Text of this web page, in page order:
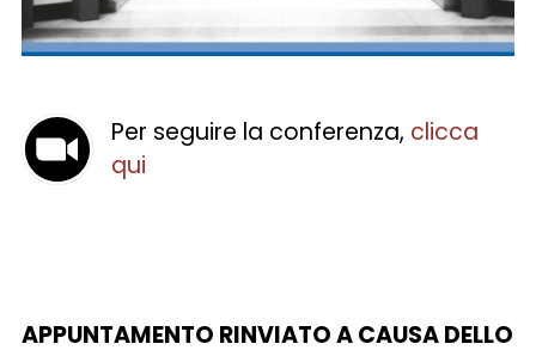
Per seguire la conferenza, clicca
qui
APPUNTAMENTO RINVIATO A CAUSA DELLO